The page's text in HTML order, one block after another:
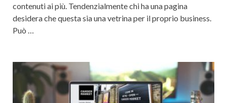
contenuti ai più. Tendenzialmente chi ha una pagina
desidera che questa sia una vetrina per il proprio business.
Può …